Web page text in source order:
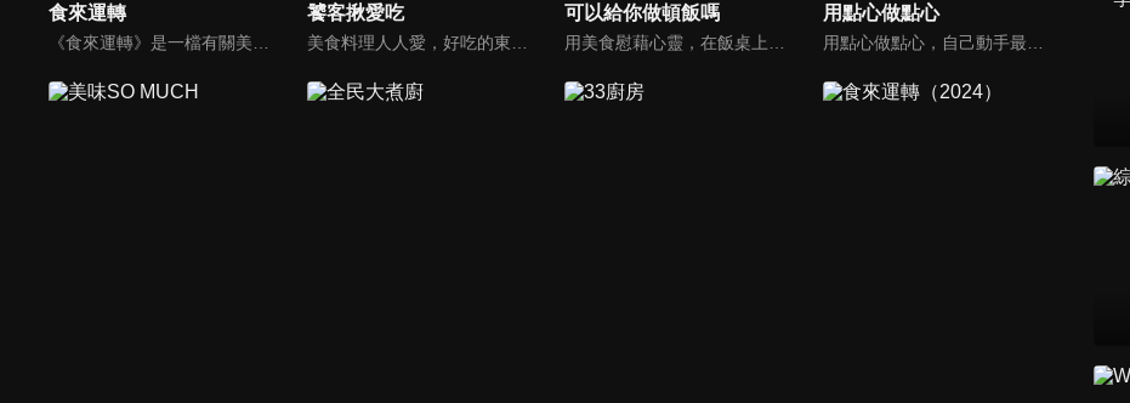
食來運轉 饕客揪愛吃 可以給你做頓飯嗎 用點心做點心